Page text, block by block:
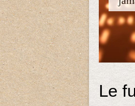
Le